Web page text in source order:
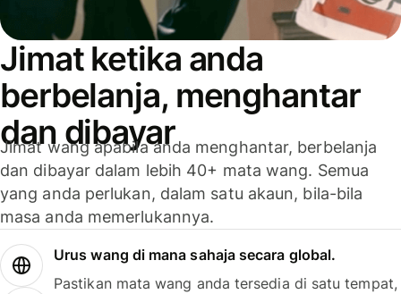
Jimat ketika anda
berbelanja, menghantar
dan dibayar
Jimat wang apabila anda menghantar, berbelanja
dan dibayar dalam lebih 40+ mata wang. Semua
yang anda perlukan, dalam satu akaun, bila-bila
masa anda memerlukannya.
Urus wang di mana sahaja secara global.
Pastikan mata wang anda tersedia di satu tempat,